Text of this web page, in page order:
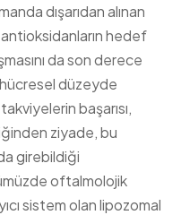
dışarıdan alınan
hedef
da son derece
düzeyde
başarısı,
ziyade, bu
girebildiği
oftalmolojik
sistem olan lipozomal